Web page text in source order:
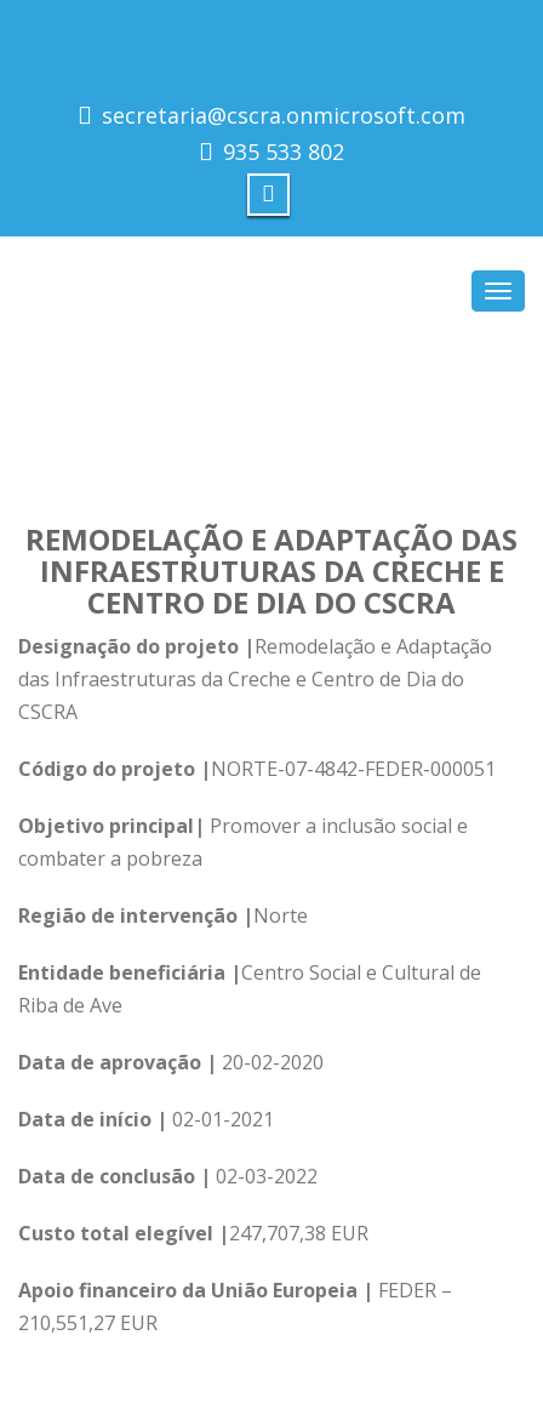
secretaria@cscra.onmicrosoft.com
935 533 802
REMODELAÇÃO E ADAPTAÇÃO DAS
INFRAESTRUTURAS DA CRECHE E
CENTRO DE DIA DO CSCRA
Designação do projeto |Remodelação e Adaptação
das Infraestruturas da Creche e Centro de Dia do
CSCRA
Código do projeto |NORTE-07-4842-FEDER-000051
Objetivo principal| Promover a inclusão social e
combater a pobreza
Região de intervenção |Norte
Entidade beneficiária |Centro Social e Cultural de
Riba de Ave
Data de aprovação | 20-02-2020
Data de início | 02-01-2021
Data de conclusão | 02-03-2022
Custo total elegível |247,707,38 EUR
Apoio financeiro da União Europeia | FEDER –
210,551,27 EUR